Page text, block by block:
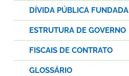
DÍVIDA PÚBLICA FUNDADA
ESTRUTURA DE GOVERNO
FISCAIS DE CONTRATO
GLOSSÁRIO